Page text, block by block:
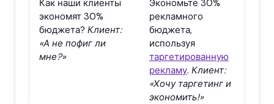
Как наши клиенты
экономят 30%
бюджета? Клиент:
«А не пофиг ли
мне?»
Экономьте 30%
рекламного
бюджета,
используя
таргетированную
рекламу. Клиент:
«Хочу таргетинг и
экономить!»